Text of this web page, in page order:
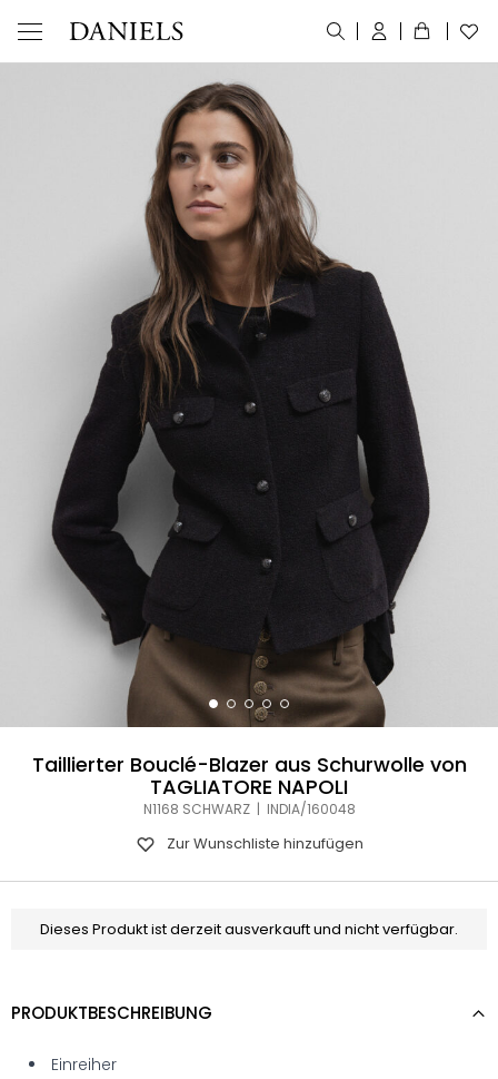
Taillierter Bouclé-Blazer aus Schurwolle von
TAGLIATORE NAPOLI
N1168 SCHWARZ | INDIA/160048
Zur Wunschliste hinzufügen
Dieses Produkt ist derzeit ausverkauft und nicht verfügbar.
PRODUKTBESCHREIBUNG
Einreiher